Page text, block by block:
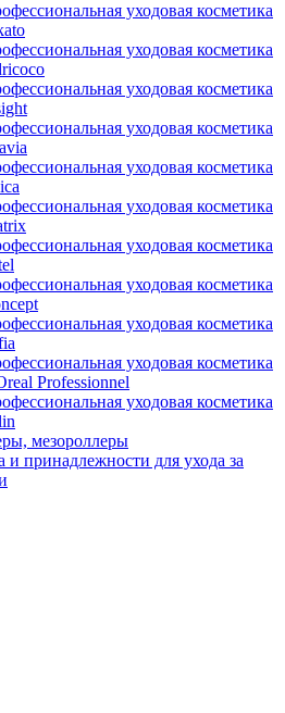
уходовая косметика
уходовая косметика
уходовая косметика
уходовая косметика
уходовая косметика
уходовая косметика
уходовая косметика
уходовая косметика
уходовая косметика
уходовая косметика
Professionnel
уходовая косметика
мезороллеры
и принадлежности для ухода за